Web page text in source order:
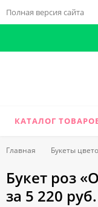
Полная версия сайта
КАТАЛОГ
Главная Букеты
Букет роз
за 5 220